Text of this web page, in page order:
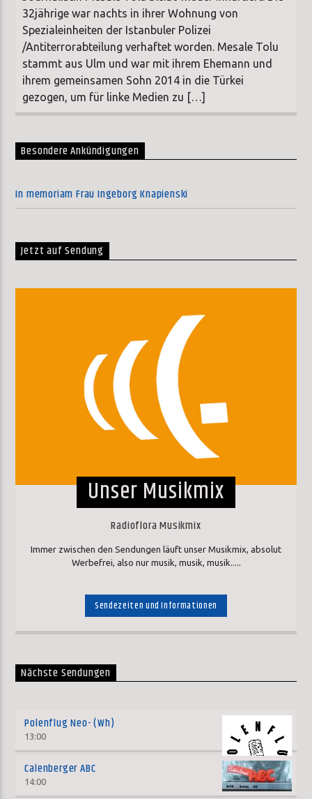
32jährige war nachts in ihrer Wohnung von
Spezialeinheiten der Istanbuler Polizei
/Antiterrorabteilung verhaftet worden. Mesale Tolu
stammt aus Ulm und war mit ihrem Ehemann und
ihrem gemeinsamen Sohn 2014 in die Türkei
gezogen, um für linke Medien zu […]
Besondere Ankündigungen
In memoriam Frau Ingeborg Knapienski
Jetzt auf Sendung
Unser Musikmix
Radioflora Musikmix
Immer zwischen den Sendungen läuft unser Musikmix, absolut
Werbefrei, also nur musik, musik, musik.....
Sendezeiten und Informationen
Nächste Sendungen
Polenflug Neo- (Wh)
13:00
Calenberger ABC
14:00